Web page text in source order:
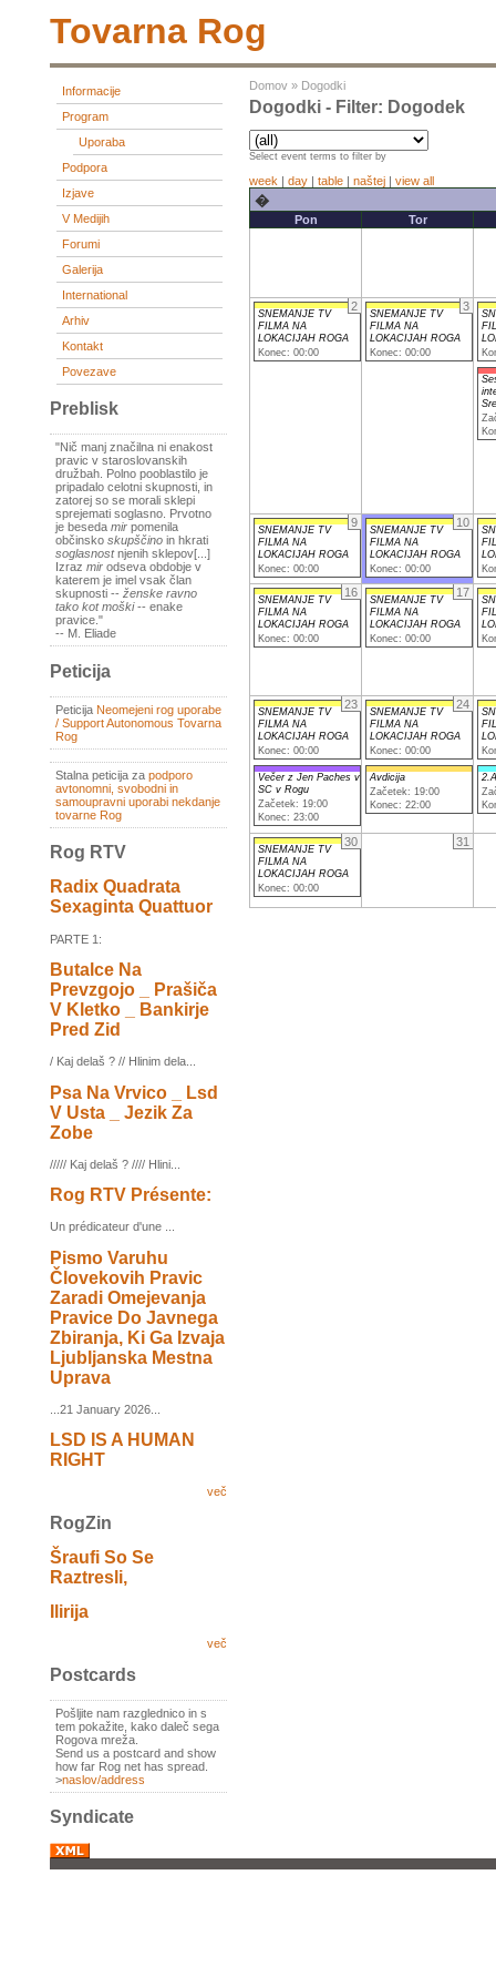
Tovarna Rog
Informacije
Program
Uporaba
Podpora
Izjave
V Medijih
Forumi
Galerija
International
Arhiv
Kontakt
Povezave
Preblisk
"Nič manj značilna ni enakost
pravic v staroslovanskih
družbah. Polno pooblastilo je
pripadalo celotni skupnosti, in
zatorej so se morali sklepi
sprejemati soglasno. Prvotno
je beseda mir pomenila
občinsko skupščino in hkrati
soglasnostnjenih sklepov[...]
Izraz mir odseva obdobje v
katerem je imel vsak član
skupnosti -- ženske ravno
tako kot moški-- enake
pravice."
-- M. Eliade
Peticija
Peticija Neomejeni rog uporabe
/ Support Autonomous Tovarna
Rog
Stalna peticija za podporo
avtonomni, svobodni in
samoupravni uporabi nekdanje
tovarne Rog
Rog RTV
Radix Quadrata
Sexaginta Quattuor
PARTE 1:
Butalce Na
Prevzgojo _ Prašiča
V Kletko _ Bankirje
Pred Zid
/ Kaj delaš ? // Hlinim dela...
Psa Na Vrvico _ Lsd
V Usta _ Jezik Za
Zobe
///// Kaj delaš ? //// Hlini...
Rog RTV Présente:
Un prédicateur d'une ...
Pismo Varuhu
Človekovih Pravic
Zaradi Omejevanja
Pravice Do Javnega
Zbiranja, Ki Ga Izvaja
Ljubljanska Mestna
Uprava
...21 January 2026...
LSD IS A HUMAN
RIGHT
več
RogZin
Šraufi So Se
Raztresli,
Ilirija
več
Postcards
Pošljite nam razglednico in s
tem pokažite, kako daleč sega
Rogova mreža.
Send us a postcard and show
how far Rog net has spread.
>naslov/address
Syndicate
Domov » Dogodki
Dogodki - Filter: Dogodek
Select event terms to filter by
week | day | table | naštej | view all
�
Pon Tor
2
SNEMANJE TV
FILMA NA
LOKACIJAH ROGA
Konec: 00:00
3
SNEMANJE TV
FILMA NA
LOKACIJAH ROGA
Konec: 00:00
9
SNEMANJE TV
FILMA NA
LOKACIJAH ROGA
Konec: 00:00
10
SNEMANJE TV
FILMA NA
LOKACIJAH ROGA
Konec: 00:00
16
SNEMANJE TV
FILMA NA
LOKACIJAH ROGA
Konec: 00:00
17
SNEMANJE TV
FILMA NA
LOKACIJAH ROGA
Konec: 00:00
23
SNEMANJE TV
FILMA NA
LOKACIJAH ROGA
Konec: 00:00
Večer z Jen Paches v
SC v Rogu
Začetek: 19:00
Konec: 23:00
24
SNEMANJE TV
FILMA NA
LOKACIJAH ROGA
Konec: 00:00
Avdicija
Začetek: 19:00
Konec: 22:00
30
SNEMANJE TV
FILMA NA
LOKACIJAH ROGA
Konec: 00:00
31